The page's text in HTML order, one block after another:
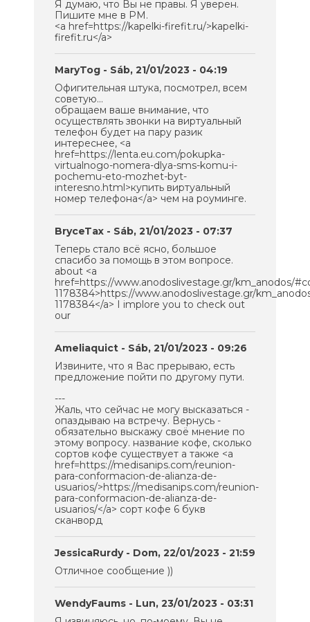
Я думаю, что Вы не правы. Я уверен.
Пишите мне в PM.
<a href=https://kapelki-firefit.ru/>kapelki-
firefit.ru</a>
MaryTog - Sáb, 21/01/2023 - 04:19
Офигительная штука, посмотрел, всем
советую...
обращаем ваше внимание, что
осуществлять звонки на виртуальный
телефон будет на пару разик
интереснее, <a
href=https://lenta.eu.com/pokupka-
virtualnogo-nomera-dlya-sms-komu-i-
pochemu-eto-mozhet-byt-
interesno.html>купить виртуальный
номер телефона</a> чем на роуминге.
BryceTax - Sáb, 21/01/2023 - 07:37
Теперь стало всё ясно, большое
спасибо за помощь в этом вопросе.
about <a
href=https://www.anodoslivestage.gr/km_anodos/
1178384>https://www.anodoslivestage.gr/
1178384</a> I implore you to check out
our
Ameliaquict - Sáb, 21/01/2023 - 09:26
Извините, что я Вас прерываю, есть
предложение пойти по другому пути.
---
Жаль, что сейчас не могу высказаться -
опаздываю на встречу. Вернусь -
обязательно выскажу своё мнение по
этому вопросу. название кофе, сколько
сортов кофе существует а также <a
href=https://medisanips.com/reunion-
para-conformacion-de-alianza-de-
usuarios/>https://medisanips.com/reunion-
para-conformacion-de-alianza-de-
usuarios/</a> сорт кофе 6 букв
сканворд
JessicaRurdy- Dom, 22/01/2023 - 21:59
Отличное сообщение ))
WendyFaums - Lun, 23/01/2023 - 03:31